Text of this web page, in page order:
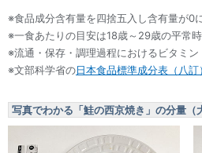
※食品成分含有量を四捨五入し含有量が0
※一食あたりの目安は18歳～29歳の平常
※流通・保存・調理過程におけるビタミ
※文部科学省の日本食品標準成分表（八
写真でわかる「鮭の西京焼き」の分量（